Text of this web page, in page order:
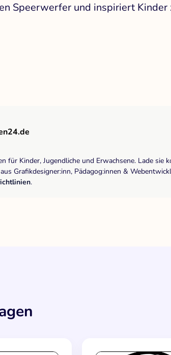
Speerwerfer und inspiriert Kinder
für Kinder, Jugendliche und Erwachsene. Lade
Grafikdesigner:inn, Pädagog:innen &
.